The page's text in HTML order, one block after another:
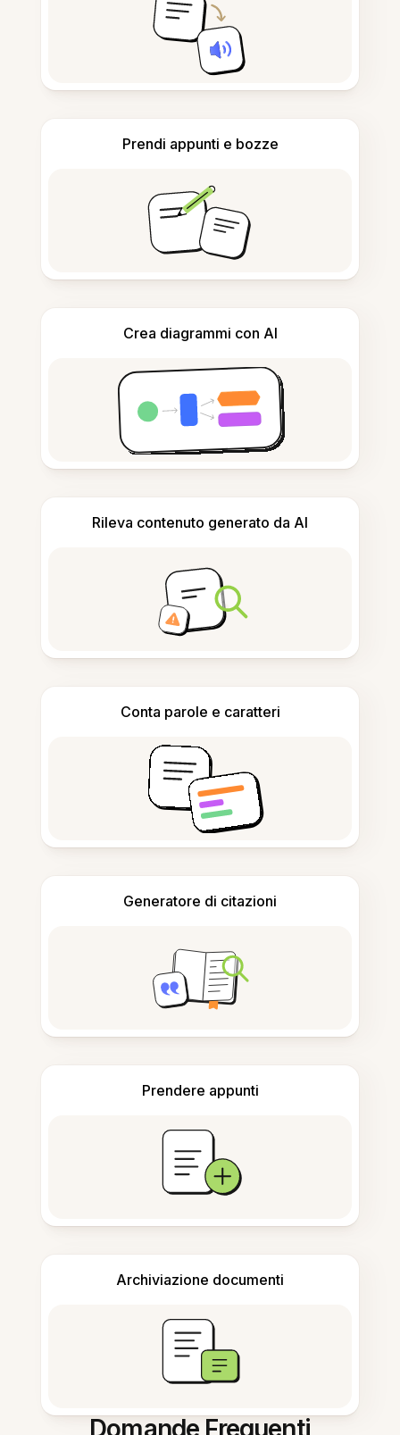
Prendi appunti e bozze
Crea diagrammi con AI
Rileva contenuto generato da AI
Conta parole e caratteri
Generatore di citazioni
Prendere appunti
Archiviazione documenti
Domande Frequenti